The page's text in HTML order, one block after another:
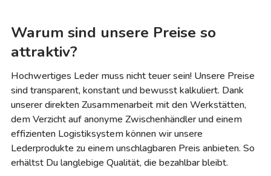
Warum sind unsere Preise so
attraktiv?
Hochwertiges Leder muss nicht teuer sein! Unsere Preise
sind transparent, konstant und bewusst kalkuliert. Dank
unserer direkten Zusammenarbeit mit den Werkstätten,
dem Verzicht auf anonyme Zwischenhändler und einem
effizienten Logistiksystem können wir unsere
Lederprodukte zu einem unschlagbaren Preis anbieten. So
erhältst Du langlebige Qualität, die bezahlbar bleibt.